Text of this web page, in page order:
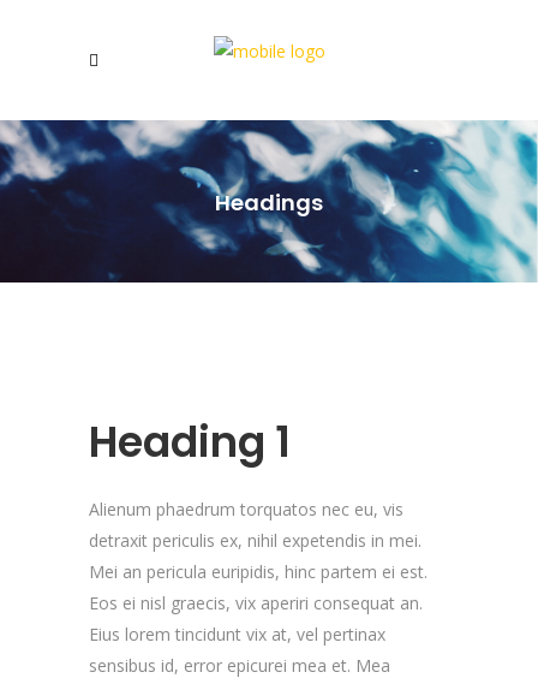
Headings
Heading 1
Alienum phaedrum torquatos nec eu, vis
detraxit periculis ex, nihil expetendis in mei.
Mei an pericula euripidis, hinc partem ei est.
Eos ei nisl graecis, vix aperiri consequat an.
Eius lorem tincidunt vix at, vel pertinax
sensibus id, error epicurei mea et. Mea